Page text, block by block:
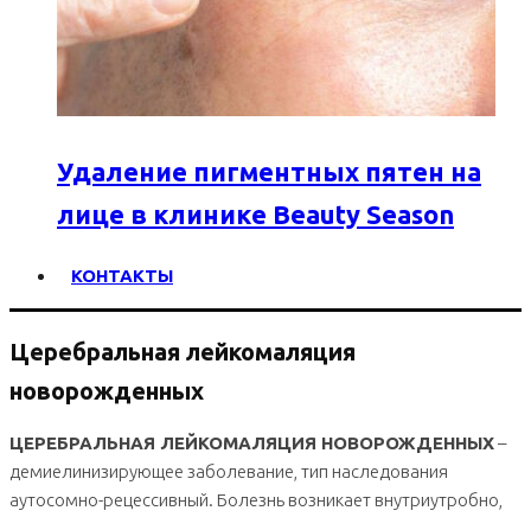
Удаление пигментных пятен на
лице в клинике Beauty Season
КОНТАКТЫ
Церебральная лейкомаляция
новорожденных
ЦЕРЕБРАЛЬНАЯ ЛЕЙКОМАЛЯЦИЯ НОВОРОЖДЕННЫХ–
демиелинизирующее заболевание, тип наследования
аутосомно-рецессивный. Болезнь возникает внутриутробно,